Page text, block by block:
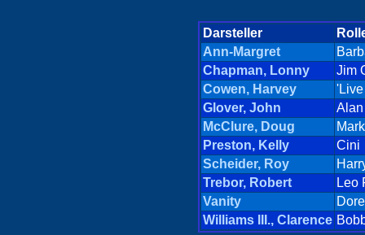
Darsteller
Ann-Margret
Chapman, Lonny
Jim
Cowen, Harvey
Glover, John
McClure, Doug
Preston, Kelly
Cini
Scheider, Roy
Trebor, Robert
Leo
Vanity
Williams III., Clarence